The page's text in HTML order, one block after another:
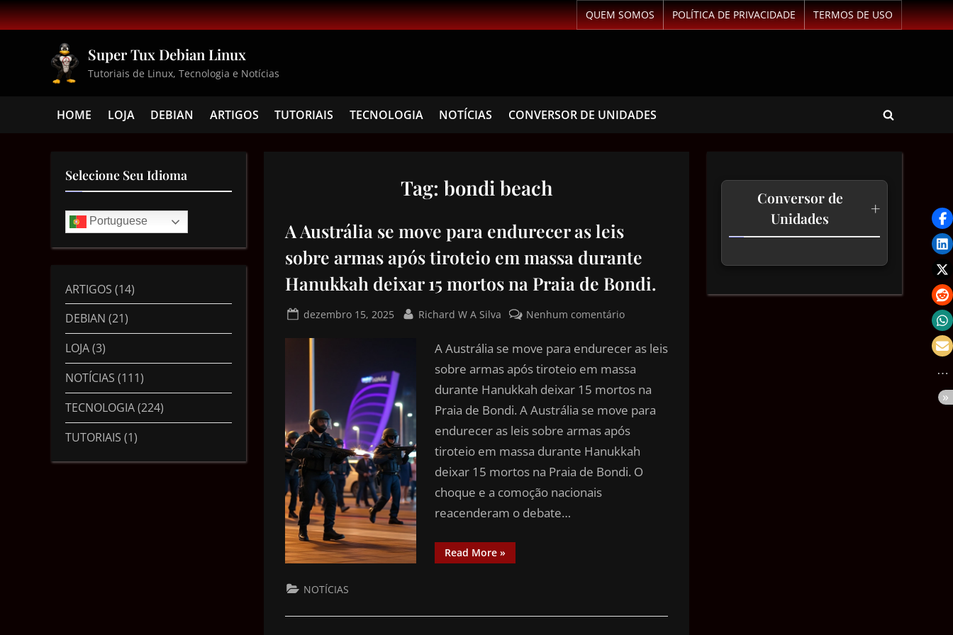
QUEM SOMOS POLÍTICA DE PRIVACIDADE TERMOS DE USO
Super Tux Debian Linux
Tutoriais de Linux, Tecnologia e Notícias
HOME LOJA DEBIAN ARTIGOS TUTORIAIS TECNOLOGIA NOTÍCIAS CONVERSOR DE UNIDADES
Tag: bondi beach
A Austrália se move para endurecer as leis
sobre armas após tiroteio em massa durante
Hanukkah deixar 15 mortos na Praia de Bondi.
dezembro 15, 2025 Richard W A Silva Nenhum comentário
A Austrália se move para endurecer as leis
sobre armas após tiroteio em massa
durante Hanukkah deixar 15 mortos na
Praia de Bondi. A Austrália se move para
endurecer as leis sobre armas após
tiroteio em massa durante Hanukkah
deixar 15 mortos na Praia de Bondi. O
choque e a comoção nacionais
reacenderam o debate…
Read More»
NOTÍCIAS
Selecione Seu Idioma
Portuguese
ARTIGOS (14)
DEBIAN (21)
LOJA(3)
NOTÍCIAS (111)
TECNOLOGIA(224)
TUTORIAIS (1)
Conversor de
Unidades
+
Comprimento